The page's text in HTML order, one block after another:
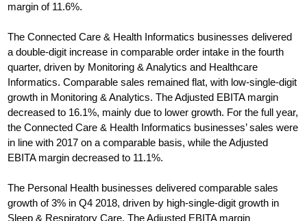
margin of 11.6%.
The Connected Care & Health Informatics businesses delivered
a double-digit increase in comparable order intake in the fourth
quarter, driven by Monitoring & Analytics and Healthcare
Informatics. Comparable sales remained flat, with low-single-digit
growth in Monitoring & Analytics. The Adjusted EBITA margin
decreased to 16.1%, mainly due to lower growth. For the full year,
the Connected Care & Health Informatics businesses’ sales were
in line with 2017 on a comparable basis, while the Adjusted
EBITA margin decreased to 11.1%.
The Personal Health businesses delivered comparable sales
growth of 3% in Q4 2018, driven by high-single-digit growth in
Sleep & Respiratory Care. The Adjusted EBITA margin